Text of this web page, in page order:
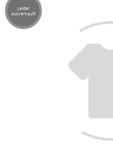
Artikel leider ausverkauft
Leider
ausverkauft